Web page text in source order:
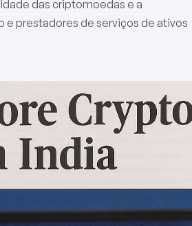
das criptomoedas e a
e prestadores de serviços de ativos